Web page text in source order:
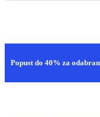
Popust do 40% za